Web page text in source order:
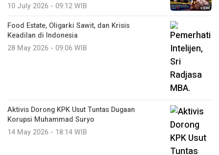
10 July 2026 - 09:12 WIB
Food Estate, Oligarki Sawit, dan Krisis
Keadilan di Indonesia
28 May 2026 - 09:06 WIB
Aktivis Dorong KPK Usut Tuntas Dugaan
Korupsi Muhammad Suryo
14 May 2026 - 18:14 WIB